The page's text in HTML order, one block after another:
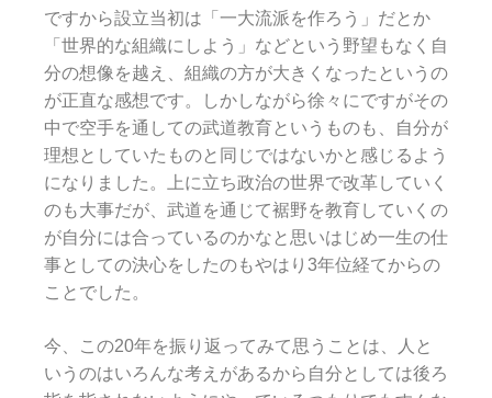
ですから設立当初は「一大流派を作ろう」だとか
「世界的な組織にしよう」などという野望もなく自
分の想像を越え、組織の方が大きくなったというの
が正直な感想です。しかしながら徐々にですがその
中で空手を通しての武道教育というものも、自分が
理想としていたものと同じではないかと感じるよう
になりました。上に立ち政治の世界で改革していく
のも大事だが、武道を通じて裾野を教育していくの
が自分には合っているのかなと思いはじめ一生の仕
事としての決心をしたのもやはり3年位経てからの
ことでした。
今、この20年を振り返ってみて思うことは、人と
いうのはいろんな考えがあるから自分としては後ろ